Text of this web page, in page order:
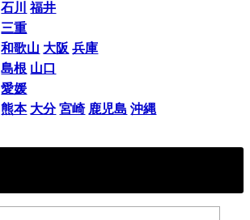
石川
福井
三重
和歌山 大阪 兵庫
島根 山口
愛媛
熊本 大分 宮崎 鹿児島 沖縄